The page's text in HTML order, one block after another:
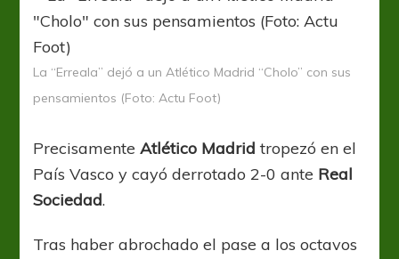
La “Erreala” dejó a un Atlético Madrid “Cholo” con sus
pensamientos (Foto: Actu Foot)
PrecisamenteAtlético Madrid tropezó en el
País Vasco y cayó derrotado 2-0 ante Real
Sociedad.
Tras haber abrochado el pase a los octavos